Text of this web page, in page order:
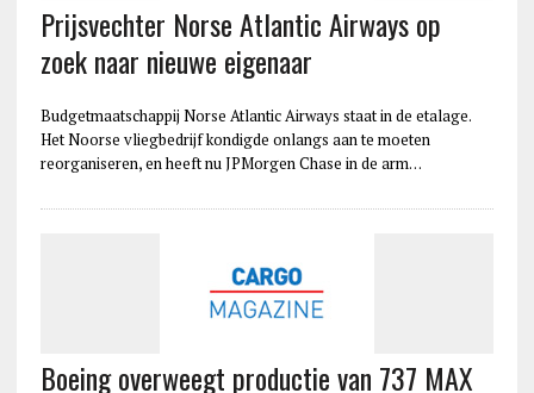
Prijsvechter Norse Atlantic Airways op
zoek naar nieuwe eigenaar
Budgetmaatschappij Norse Atlantic Airways staat in de etalage.
Het Noorse vliegbedrijf kondigde onlangs aan te moeten
reorganiseren, en heeft nu JPMorgen Chase in de arm…
Boeing overweegt productie van 737 MAX